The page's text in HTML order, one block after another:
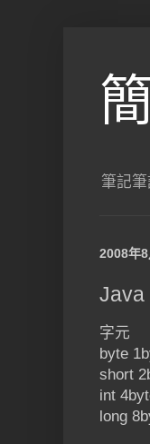
筆記筆
2008年
Java
字元
byte
short
int
long